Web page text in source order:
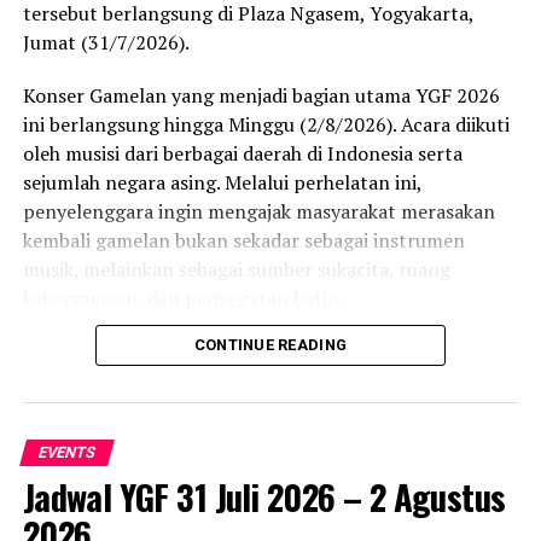
UP NEXT
Warung Anak Sehat Sebar Efek Positif di Sekolah
DON'T MISS
Wow, Ada TOPMA di Kampus INSTIPER
tersebut berlangsung di Plaza Ngasem, Yogyakarta,
Jumat (31/7/2026).
Konser Gamelan yang menjadi bagian utama YGF 2026
ini berlangsung hingga Minggu (2/8/2026). Acara diikuti
oleh musisi dari berbagai daerah di Indonesia serta
sejumlah negara asing. Melalui perhelatan ini,
penyelenggara ingin mengajak masyarakat merasakan
kembali gamelan bukan sekadar sebagai instrumen
musik, melainkan sebagai sumber sukacita, ruang
Penampilan Compagnie Kotekan menjadi salah satu
gamelan Jawa dengan elemen musik Barat, menciptakan
harmoni yang segar sekaligus tetap menghormati akar
tradisi. Penonton yang hadir di Plaza Ngasem tampak
antusias menyaksikan kolaborasi lintas budaya tersebut.
CONTINUE READING
EVENTS
Jadwal YGF 31 Juli 2026 – 2 Agustus